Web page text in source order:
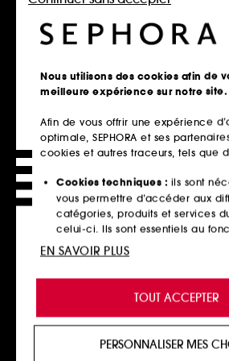
Ajouter au panier
MAISON FRANCIS
KURKDJIAN
Eau de parfum
181,50€ /100ml
Ajouter au panier
Lust
3
Exclu
Nous utilisons des cookies afin de
meilleure expérience sur notre site.
Afin de vous offrir une expérience
optimale, SEPHORA et ses
cookies et autres traceurs, tels que
Cookies techniques : ils sont
vous permettre d’accéder aux
catégories, produits et services
celui-ci. Ils sont essentiels au
technique du site et ne peuvent
de vous offrir une expérience
personnalisée en vous
produits, des services et des
proposer des offres
TOUT ACCEPTER
PERSONNALISER MES
EN SAVOIR PLUS